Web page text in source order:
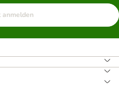
anmelden